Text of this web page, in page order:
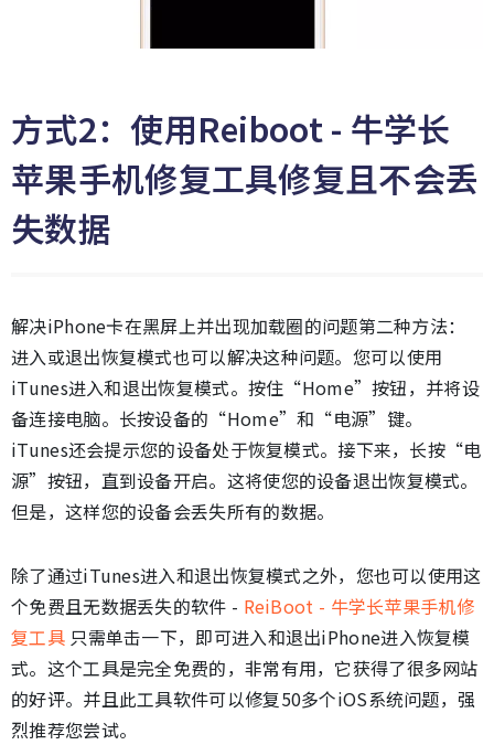
方式2：使用Reiboot - 牛学长
苹果手机修复工具修复且不会丢
失数据
解决iPhone卡在黑屏上并出现加载圈的问题第二种方法：
进入或退出恢复模式也可以解决这种问题。您可以使用
iTunes进入和退出恢复模式。按住“Home”按钮，并将设
备连接电脑。长按设备的“Home”和“电源”键。
iTunes还会提示您的设备处于恢复模式。接下来，长按“电
源”按钮，直到设备开启。这将使您的设备退出恢复模式。
但是，这样您的设备会丢失所有的数据。
除了通过iTunes进入和退出恢复模式之外，您也可以使用这
个免费且无数据丢失的软件 - ReiBoot - 牛学长苹果手机修
复工具 只需单击一下，即可进入和退出iPhone进入恢复模
式。这个工具是完全免费的，非常有用，它获得了很多网站
的好评。并且此工具软件可以修复50多个iOS系统问题，强
烈推荐您尝试。